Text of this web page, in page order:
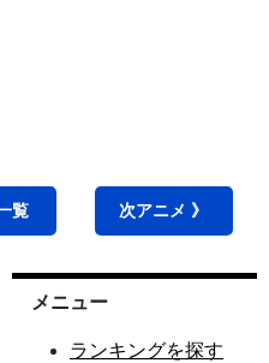
覧 次アニメ 》
メニュー
ランキングを探す